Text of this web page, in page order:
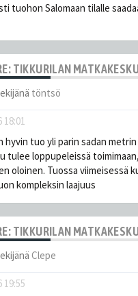
tuohon Salomaan tilalle
TIKKURILAN
töntsö
18:01
hyvin tuo yli parin sadan
tulee loppupeleissä
oloinen. Tuossa viimeisessä
kompleksin laajuus
TIKKURILAN
Clepe
19:55